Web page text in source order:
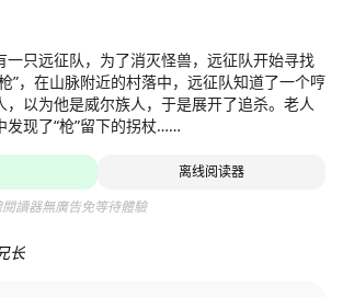
一只远征队，为了消灭怪兽，远征队开始寻找
”，在山脉附近的村落中，远征队知道了一个哼
，以为他是威尔族人，于是展开了追杀。老人
发现了“枪”留下的拐杖……
离线阅读器
讀器無廣告免等待體驗
长